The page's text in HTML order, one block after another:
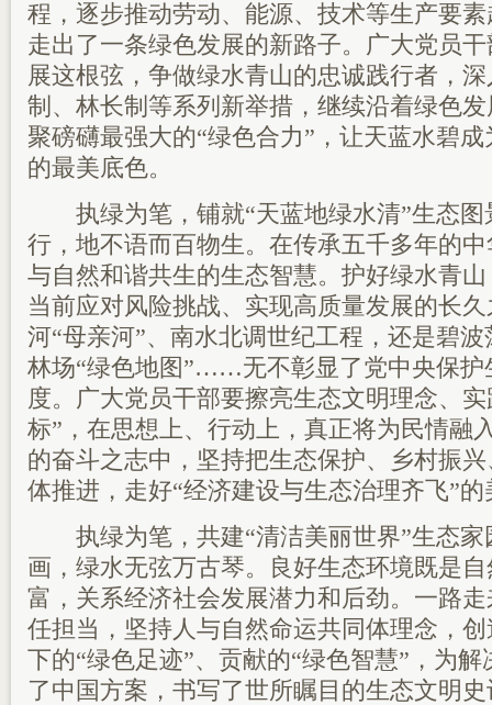
程，逐步推动劳动、能源、技术等生产要
走出了一条绿色发展的新路子。广大党员
展这根弦，争做绿水青山的忠诚践行者，
制、林长制等系列新举措，继续沿着绿色
聚磅礴最强大的“绿色合力”，让天蓝水碧
的最美底色。
执绿为笔，铺就“天蓝地绿水清”生态图
行，地不语而百物生。在传承五千多年的
与自然和谐共生的生态智慧。护好绿水青
当前应对风险挑战、实现高质量发展的长
河“母亲河”、南水北调世纪工程，还是碧
林场“绿色地图”……无不彰显了党中央保护
度。广大党员干部要擦亮生态文明理念、
标”，在思想上、行动上，真正将为民情融
的奋斗之志中，坚持把生态保护、乡村振
体推进，走好“经济建设与生态治理齐飞”
执绿为笔，共建“清洁美丽世界”生态家
画，绿水无弦万古琴。良好生态环境既是
富，关系经济社会发展潜力和后劲。一路
任担当，坚持人与自然命运共同体理念，
下的“绿色足迹”、贡献的“绿色智慧”，为
了中国方案，书写了世所瞩目的生态文明